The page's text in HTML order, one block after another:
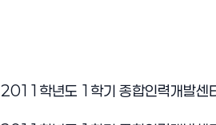
2011학년도 1학기 종합인력개발센